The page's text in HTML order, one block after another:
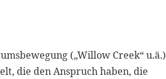
(„Willow Creek“ u.ä.)
die den Anspruch haben, die